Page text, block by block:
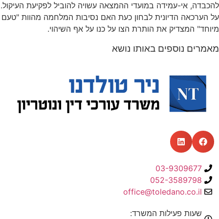
עמידה במועדי ההמצאה עשויה להוביל לפקיעת העיקול.
לבחון כעת האם נסיבות המלחמה מהוות "טעם
את הותרת הצו על כנו על אף השיהוי
באותו נושא
03-
052-
המשרד: